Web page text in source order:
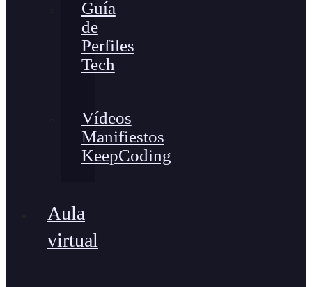
Guía
de
Perfiles
Tech
Vídeos
Manifiestos
KeepCoding
Aula
virtual